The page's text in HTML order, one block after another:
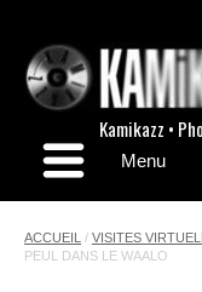
Kamikazz •
Menu
ACCUEIL / VISITES
PEUL DANS LE WAALO